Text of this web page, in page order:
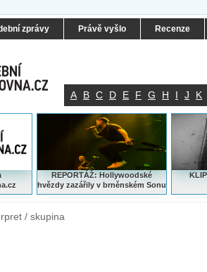
zprávy Právě vyšlo Recenze
A B C D E F G H I J K
REPORTÁŽ: Hollywoodské
hvězdy zazářily v brněnském Sonu
/ skupina